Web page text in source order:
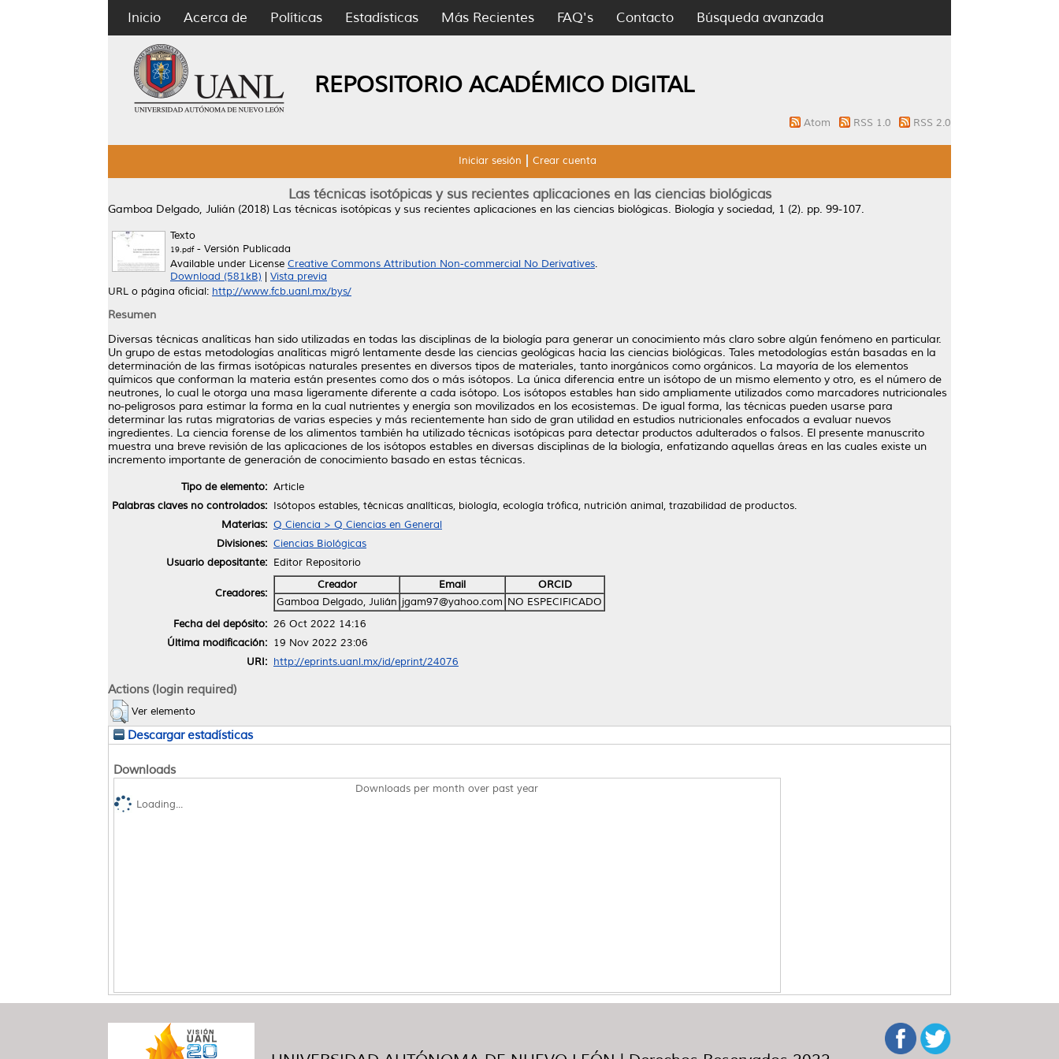
Inicio Acerca de Políticas Estadísticas Más Recientes FAQ's Contacto Búsqueda avanzada
REPOSITORIO ACADÉMICO DIGITAL
Atom RSS 1.0 RSS 2.0
Iniciar sesión Crear cuenta
Las técnicas isotópicas y sus recientes aplicaciones en las ciencias biológicas
Gamboa Delgado, Julián (2018) Las técnicas isotópicas y sus recientes aplicaciones en las ciencias biológicas. Biología y sociedad, 1 (2). pp. 99-107.
Texto
19.pdf- Versión Publicada
Available under License Creative Commons Attribution Non-commercial No Derivatives.
Download (581kB)
Vista previa
URL o página oficial: http://www.fcb.uanl.mx/bys/
Resumen
Diversas técnicas analíticas han sido utilizadas en todas las disciplinas de la biología para generar un conocimiento más claro sobre algún fenómeno en particular.
Un grupo de estas metodologías analíticas migró lentamente desde las ciencias geológicas hacia las ciencias biológicas. Tales metodologías están basadas en la
determinación de las firmas isotópicas naturales presentes en diversos tipos de materiales, tanto inorgánicos como orgánicos. La mayoría de los elementos
químicos que conforman la materia están presentes como dos o más isótopos. La única diferencia entre un isótopo de un mismo elemento y otro, es el número de
neutrones, lo cual le otorga una masa ligeramente diferente a cada isótopo. Los isótopos estables han sido ampliamente utilizados como marcadores nutricionales
no-peligrosos para estimar la forma en la cual nutrientes y energía son movilizados en los ecosistemas. De igual forma, las técnicas pueden usarse para
determinar las rutas migratorias de varias especies y más recientemente han sido de gran utilidad en estudios nutricionales enfocados a evaluar nuevos
ingredientes. La ciencia forense de los alimentos también ha utilizado técnicas isotópicas para detectar productos adulterados o falsos. El presente manuscrito
muestra una breve revisión de las aplicaciones de los isótopos estables en diversas disciplinas de la biología, enfatizando aquellas áreas en las cuales existe un
incremento importante de generación de conocimiento basado en estas técnicas.
Tipo de elemento: Article
Palabras claves no controlados: Isótopos estables, técnicas analíticas, biología, ecología trófica, nutrición animal, trazabilidad de productos.
Materias: Q Ciencia > Q Ciencias en General
Divisiones: Ciencias Biológicas
Usuario depositante: Editor Repositorio
Creadores:
Creador Email
ORCID
Gamboa Delgado, Julián jgam97@yahoo.com NO ESPECIFICADO
Fecha del depósito: 26 Oct 2022 14:16
Última modificación: 19 Nov 2022 23:06
URI: http://eprints.uanl.mx/id/eprint/24076
Actions (login required)
Ver elemento
Descargar estadísticas
Downloads
Downloads per month over past year
Loading...